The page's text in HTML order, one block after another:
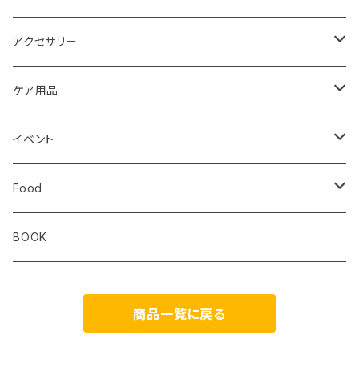
レディス
ジム トレーニング
Milestone
Altra
ibex
ULTIMATE DIRECTION
Drymax
Hiker Trash
OS1st
extremities
STRIDE
Ultimate Direction
Teton Bros.
RawLow Mountain Works
Okara
Rab
アクセサリー
Halo Commodity
Extremities
Km4k
Coros
HIKER TRASH
ケア用品
ROD
Correct Toes
Aggressive Design
イベント
Zero Limits in Niseko
Food
The Small Twist
BOOK
商品一覧に戻る